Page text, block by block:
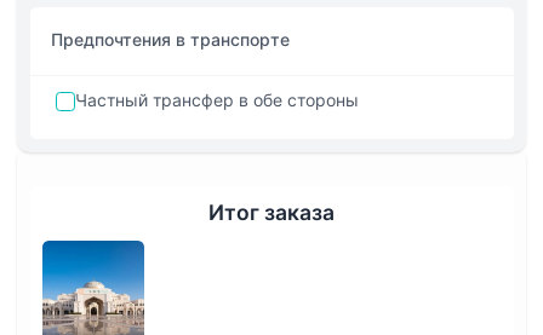
Предпочтения в транспорте
Частный трансфер в обе стороны
Итог заказа